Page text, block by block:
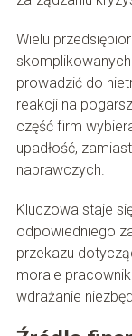
Wielu
prowadzić do
reakcji na
część firm
upadłość,
naprawczych.
Kluczowa staje
odpowiedniego
przekazu
morale
wdrażanie